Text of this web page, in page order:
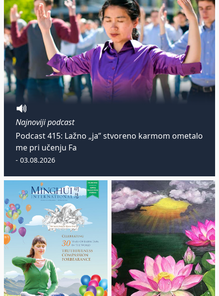
Najnoviji podcast
Podcast 415: Lažno „ja” stvoreno karmom ometalo
me pri učenju Fa
- 03.08.2026